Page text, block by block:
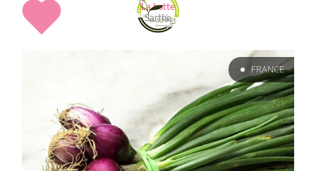
La botte
Sarthe
FRANCE